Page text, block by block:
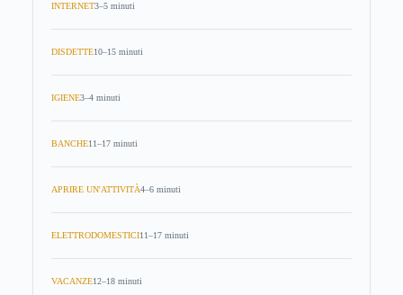
INTERNET3–5 minuti
DISDETTE10–15 minuti
IGIENE3–4 minuti
BANCHE11–17 minuti
APRIRE UN'ATTIVITÀ4–6 minuti
ELETTRODOMESTICI11–17 minuti
VACANZE12–18 minuti